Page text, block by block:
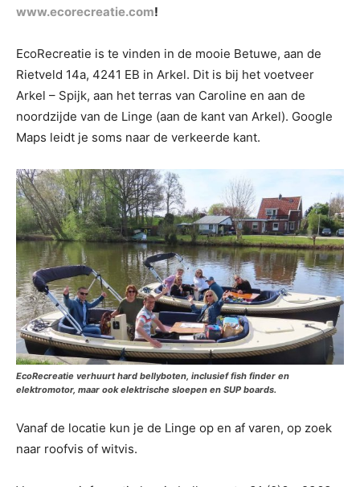
www.ecorecreatie.com!
EcoRecreatie is te vinden in de mooie Betuwe, aan de
Rietveld 14a, 4241 EB in Arkel. Dit is bij het voetveer
Arkel – Spijk, aan het terras van Caroline en aan de
noordzijde van de Linge (aan de kant van Arkel). Google
Maps leidt je soms naar de verkeerde kant.
EcoRecreatie verhuurt hard bellyboten, inclusief fish finder en
elektromotor, maar ook elektrische sloepen en SUP boards.
Vanaf de locatie kun je de Linge op en af varen, op zoek
naar roofvis of witvis.